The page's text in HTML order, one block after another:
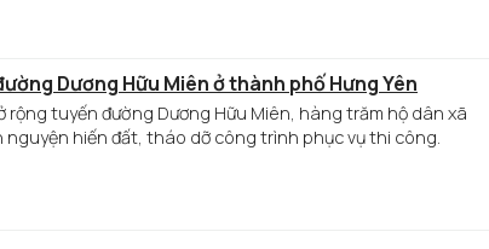
Dương Hữu Miên ở thành phố Hưng Yên
tuyến đường Dương Hữu Miên, hàng trăm hộ dân xã
nguyện hiến đất, tháo dỡ công trình phục vụ thi công.